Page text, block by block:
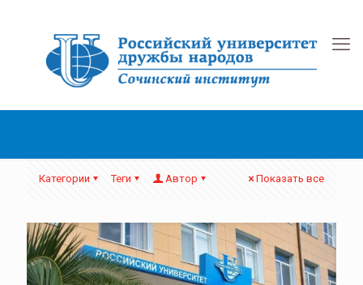
Категории Теги Автор Показать все